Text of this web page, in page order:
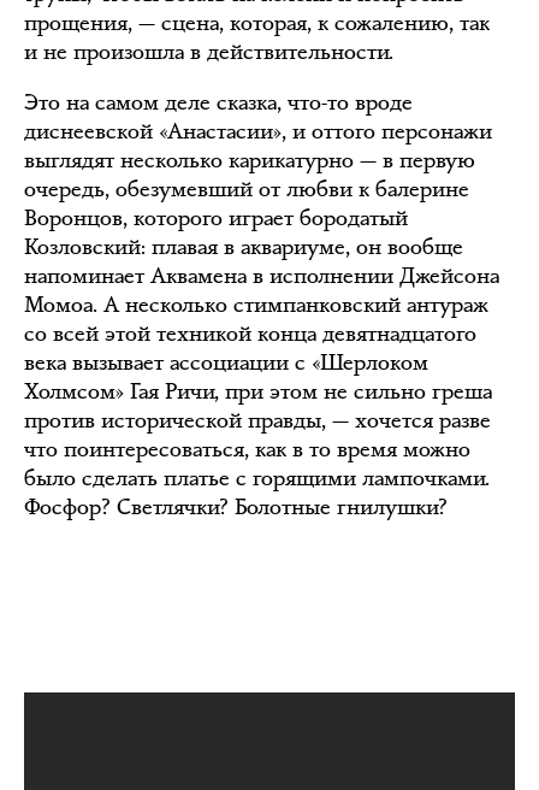
прощения, — сцена, которая, к сожалению, так
и не произошла в действительности.
Это на самом деле сказка, что-то вроде
диснеевской «Анастасии», и оттого персонажи
выглядят несколько карикатурно — в первую
очередь, обезумевший от любви к балерине
Воронцов, которого играет бородатый
Козловский: плавая в аквариуме, он вообще
напоминает Аквамена в исполнении Джейсона
Момоа. А несколько стимпанковский антураж
со всей этой техникой конца девятнадцатого
века вызывает ассоциации с «Шерлоком
Холмсом» Гая Ричи, при этом не сильно греша
против исторической правды, — хочется разве
что поинтересоваться, как в то время можно
было сделать платье с горящими лампочками.
Фосфор? Светлячки? Болотные гнилушки?